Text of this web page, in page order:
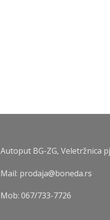
Autoput BG-ZG, Veletržnica
Mail: prodaja@boneda.rs
Mob: 067/733-7726